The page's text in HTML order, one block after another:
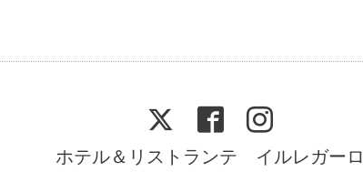
ホテル＆リストランテ イルレガーロ